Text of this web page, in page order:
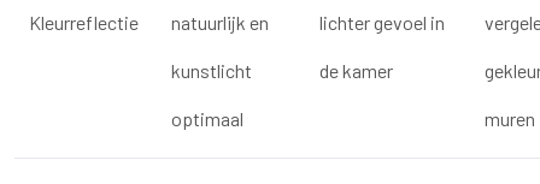
Kleurreflectie natuurlijk en
kunstlicht
optimaal
lichter gevoel in
de kamer
muren